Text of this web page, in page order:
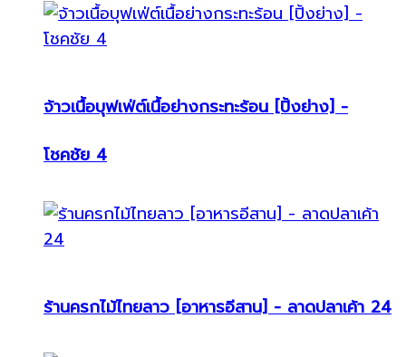
จ้าวเนื้อบุฟเฟ่ต์เนื้อย่างกระทะร้อน [ปิ้งย่าง] -
โชคชัย 4
ร้านครกไม้ไทยลาว [อาหารอีสาน] - ลาดปลาเค้า 24